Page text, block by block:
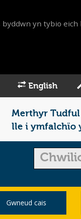
yn tybio eich
English
Merthyr Tudful
lle i ymfalchïo
Gwneud cais